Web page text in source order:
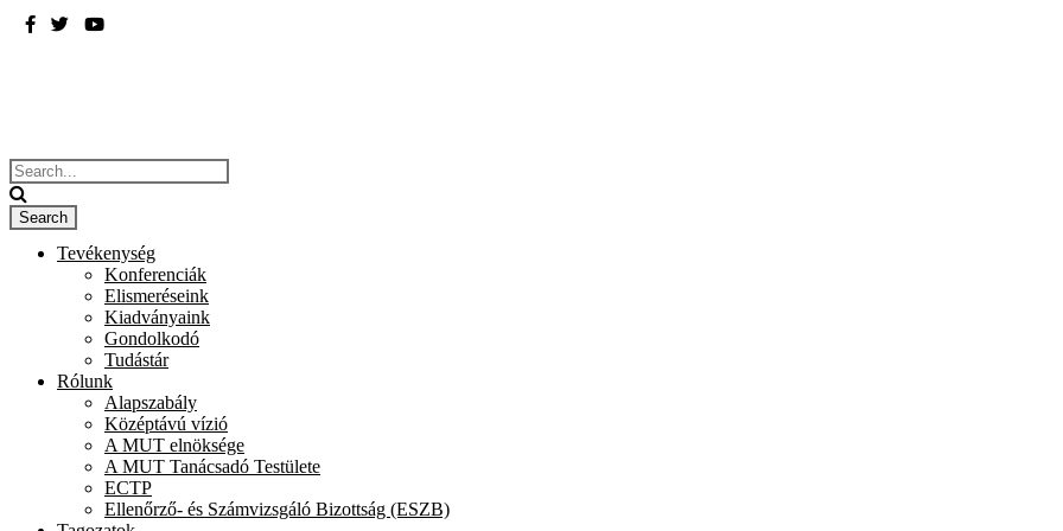
Tevékenység
Konferenciák
Elismeréseink
Kiadványaink
Gondolkodó
Tudástár
Rólunk
Alapszabály
Középtávú vízió
A MUT elnöksége
A MUT Tanácsadó Testülete
ECTP
Ellenőrző- és Számvizsgáló Bizottság (ESZB)